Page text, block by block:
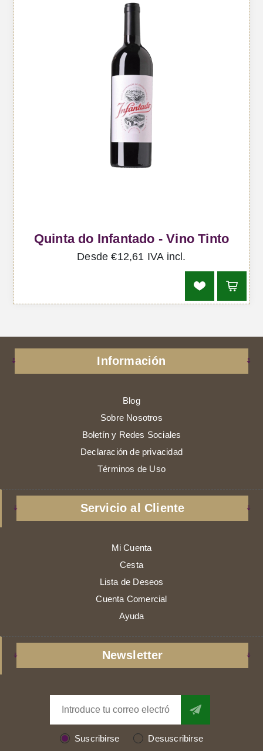
Quinta do Infantado - Vino Tinto
Desde €12,61 IVA incl.
Información
Blog
Sobre Nosotros
Boletín y Redes Sociales
Declaración de privacidad
Términos de Uso
Servicio al Cliente
Mi Cuenta
Cesta
Lista de Deseos
Cuenta Comercial
Ayuda
Newsletter
Suscribirse Desuscribirse